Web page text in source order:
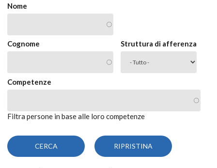
Nome
Cognome Struttura di afferenza
Competenze
Filtra persone in base alle loro competenze